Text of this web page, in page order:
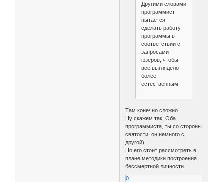
Другими словами
программист
пытается
сделать работу
программы в
соответствии с
запросами
юзеров, чтобы
все выглядело
более
естественным.
Там конечно сложно.
Ну скажем так. Оба
программиста, ты со стороны
святости, он немного с
другой)
Но его стоит рассмотреть в
плане методики построения
бессмертной личности.
0